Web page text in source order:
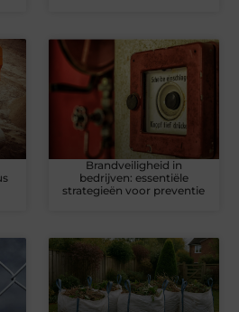
Brandveiligheid in
bedrijven: essentiële
strategieën voor preventie